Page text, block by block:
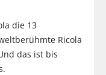
die 13
Ricola
das ist bis